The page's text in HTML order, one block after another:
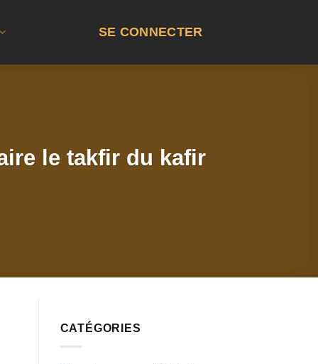
SE CONNECTER
le takfir du kafir
CATÉGORIES